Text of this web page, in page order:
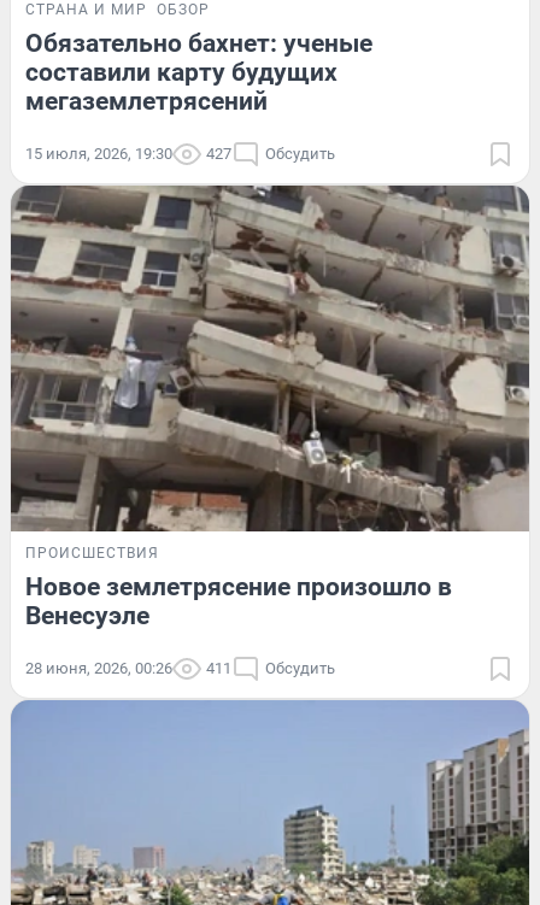
СТРАНА И МИР ОБЗОР
Обязательно бахнет: ученые
составили карту будущих
мегаземлетрясений
15 июля, 2026, 19:30 427 Обсудить
ПРОИСШЕСТВИЯ
Новое землетрясение произошло в
Венесуэле
28 июня, 2026, 00:26 411 Обсудить